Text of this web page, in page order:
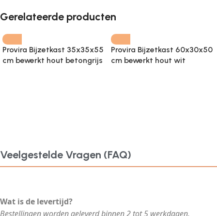
Gerelateerde producten
Provira Bijzetkast 35x35x55
cm bewerkt hout betongrijs
Provira Bijzetkast 60x30x50
cm bewerkt hout wit
Veelgestelde Vragen (FAQ)
Wat is de levertijd?
Bestellingen worden geleverd binnen 2 tot 5 werkdagen.